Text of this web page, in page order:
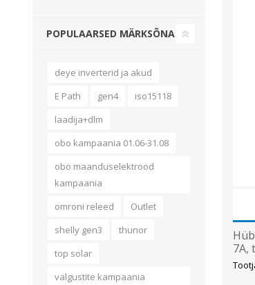
7A,
POPULAARSED MÄRKSÕNAD
deye inverterid ja akud
E Path
gen4
iso15118
laadija+dlm
obo kampaania 01.06-31.08
obo maanduselektrood
kampaania
omroni releed
Outlet
shelly gen3
thunor
top solar
valgustite kampaania